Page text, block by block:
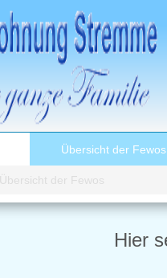
Übersicht der Fewos
Übersicht der Fewos
Hier